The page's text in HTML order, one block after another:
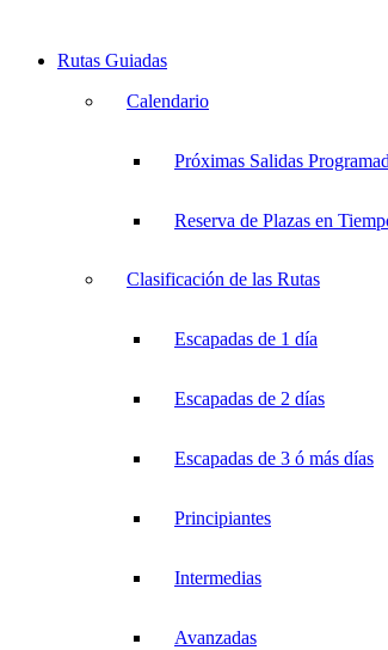
Rutas Guiadas
Calendario
Próximas Salidas
Reserva de Plazas en
Clasificación de las Rutas
Escapadas de 1 día
Escapadas de 2 días
Escapadas de 3 ó más días
Principiantes
Intermedias
Avanzadas